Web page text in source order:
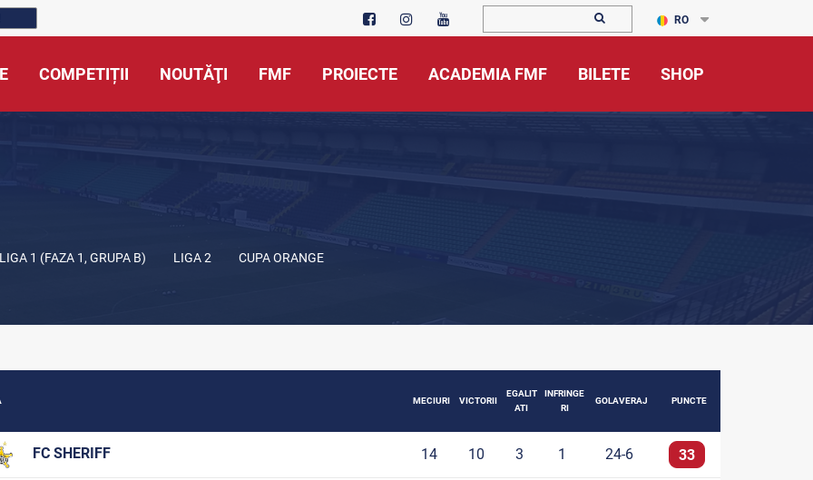
RO
COMPETIȚII NOUTĂŢI FMF PROIECTE ACADEMIA FMF BILETE SHOP
LIGA 1 (FAZA 1, GRUPA B) LIGA 2 CUPA ORANGE
MECIURI VICTORII
EGALIT
ATI
INFRINGE
RI
GOLAVERAJ PUNCTE
FC SHERIFF 14 10 3 1 24-6 33